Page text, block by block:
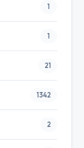
1
1
21
1342
2